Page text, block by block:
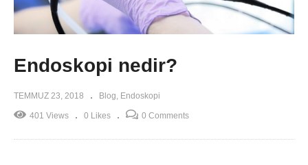
Endoskopi nedir?
TEMMUZ 23, 2018 Blog Endoskopi
401 Views 0 Likes 0 Comments